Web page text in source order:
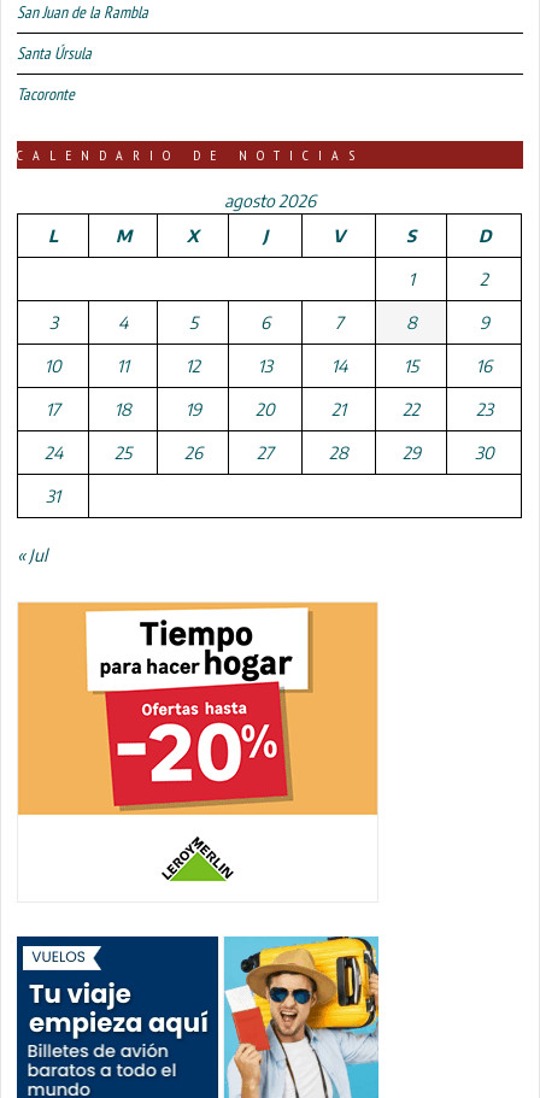
San Juan de la Rambla
Santa Úrsula
Tacoronte
CALENDARIO DE NOTICIAS
agosto 2026
L
M X J V S D
1 2
3 4 5 6 7 8 9
10 11 12 13 14 15 16
17 18 19 20 21 22 23
24 25 26 27 28 29 30
31
« Jul